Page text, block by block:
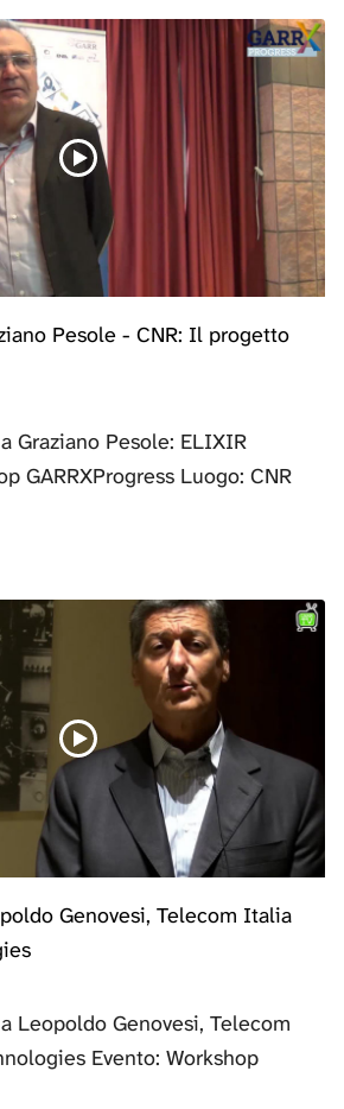
Pesole - CNR: Il progetto
Graziano Pesole: ELIXIR
GARRXProgress Luogo: CNR
Genovesi, Telecom Italia
Leopoldo Genovesi, Telecom
Evento: Workshop